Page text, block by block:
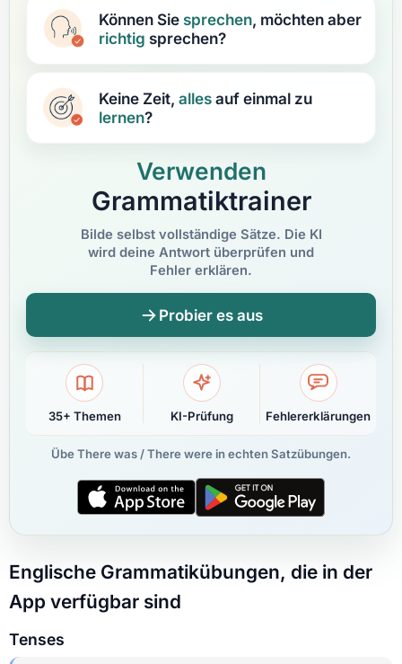
Können Sie sprechen, möchten aber
richtig sprechen?
Keine Zeit, allesauf einmal zu
lernen?
Verwenden
Grammatiktrainer
Bilde selbst vollständige Sätze. Die KI
wird deine Antwort überprüfen und
Fehler erklären.
Probier es aus
35+ Themen KI-Prüfung Fehlererklärungen
Übe There was / There were in echten Satzübungen.
Englische Grammatikübungen, die in der
App verfügbar sind
Tenses